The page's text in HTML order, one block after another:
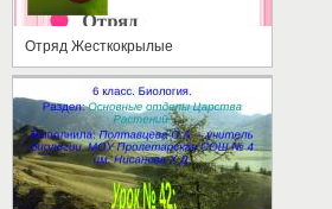
Отряд Жесткокрылые